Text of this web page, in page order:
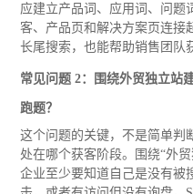
应建立产品词、应用词、问题
客、产品页和解决方案页连接
长尾搜索，也能帮助销售团队
常见问题 2：围绕外贸独立站
跑题？
这个问题的关键，不是简单判
处在哪个获客阶段。围绕“外
企业至少要知道自己是没有被